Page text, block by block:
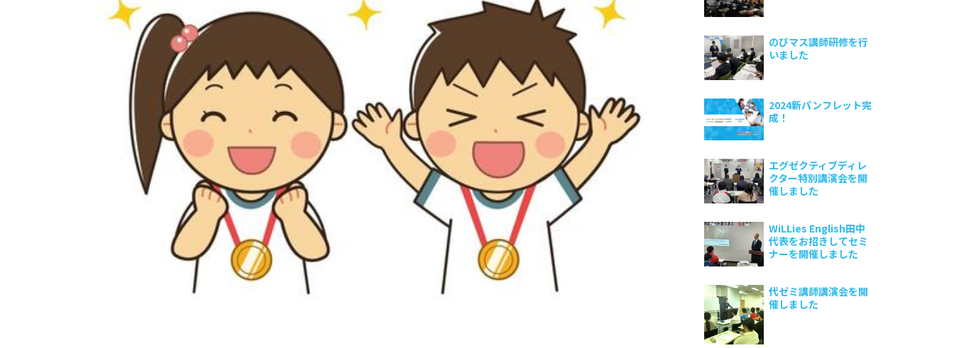
のびマス講師研修を行
いました
2024新パンフレット完
成！
エグゼクティブディレ
クター特別講演会を開
催しました
WiLLies English田中
代表をお招きしてセミ
ナーを開催しました
代ゼミ講師講演会を開
催しました